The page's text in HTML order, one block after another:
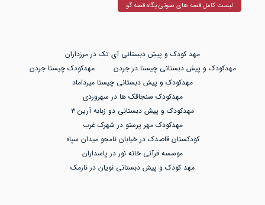
لیست کامل قصه های صوتی پگاه قصه گو
مهد کودک و پیش دبستانی آی تک در مرزداران
مهدکودک و پیش دبستانی چیستا در جردن
مهدکودک چیستا جردن
مهدکودک و پیش دبستانی چیستا میرداماد
مهدکودک سنجاقک ها در سهروردی
مهدکودک و پیش دبستانی دو زبانه آرین ۳
مهدکودک مهر پرستو در شهرک غرب
کودکستان قاصدک در خیابان نامجو میدان سپاه
موسسه قرآنی خانه نور در پاسداران
مهد کودک و پیش دبستانی نویان در نارمک